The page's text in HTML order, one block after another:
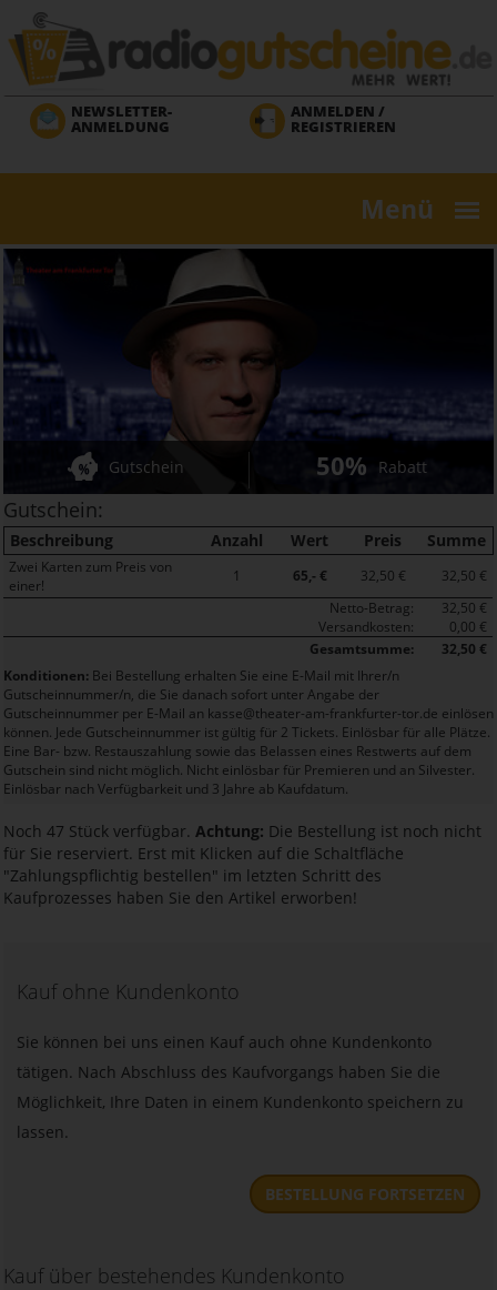
Direkt
zum
Inhalt
NEWSLETTER-
ANMELDUNG
ANMELDEN /
REGISTRIEREN
Menü
Gutschein 50% Rabatt
Gutschein:
Beschreibung Anzahl Wert Preis Summe
Zwei Karten zum Preis von
einer!
1 65,- € 32,50 €
32,50 €
Netto-Betrag:
32,50 €
Versandkosten:
0,00 €
Gesamtsumme:
32,50 €
Konditionen: Bei Bestellung erhalten Sie eine E-Mail mit Ihrer/n
Gutscheinnummer/n, die Sie danach sofort unter Angabe der
Gutscheinnummer per E-Mail an kasse@theater-am-frankfurter-tor.de einlösen
können. Jede Gutscheinnummer ist gültig für 2 Tickets. Einlösbar für alle Plätze.
Eine Bar- bzw. Restauszahlung sowie das Belassen eines Restwerts auf dem
Gutschein sind nicht möglich. Nicht einlösbar für Premieren und an Silvester.
Einlösbar nach Verfügbarkeit und 3 Jahre ab Kaufdatum.
Noch 47 Stück verfügbar. Achtung: Die Bestellung ist noch nicht
für Sie reserviert. Erst mit Klicken auf die Schaltfläche
"Zahlungspflichtig bestellen" im letzten Schritt des
Kaufprozesses haben Sie den Artikel erworben!
Kauf ohne Kundenkonto
Sie können bei uns einen Kauf auch ohne Kundenkonto
tätigen. Nach Abschluss des Kaufvorgangs haben Sie die
Möglichkeit, Ihre Daten in einem Kundenkonto speichern zu
lassen.
BESTELLUNG FORTSETZEN
Kauf über bestehendes Kundenkonto